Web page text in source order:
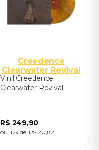
Creedence
Clearwater Revival
Vinil Creedence
Clearwater Revival -
Exclusive/Gold Smoke
Vinyl) - Importado
R$ 249,90
12 R$ 20 82